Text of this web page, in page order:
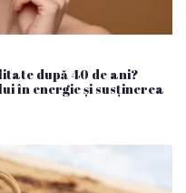
după 40 de ani?
în energie și susținerea